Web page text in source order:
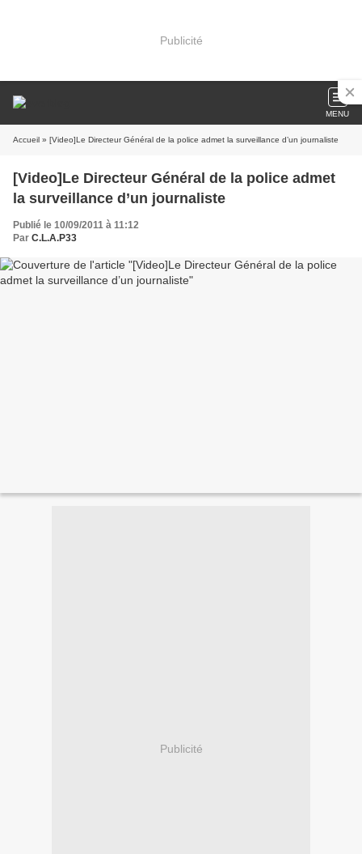
Publicité
MENU
Accueil » [Video]Le Directeur Général de la police admet la surveillance d’un journaliste
[Video]Le Directeur Général de la police admet
la surveillance d’un journaliste
Publié le 10/09/2011 à 11:12
Par C.L.A.P33
Publicité